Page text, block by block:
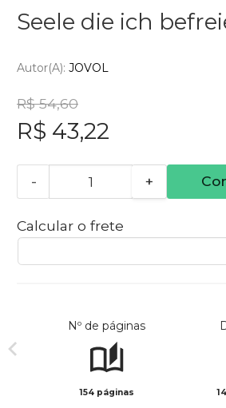
Seele die ich
Autor(a): JOVOL
R$ 54,60
R$ 43,22
- +
Calcular o frete
Nº de páginas
154 páginas